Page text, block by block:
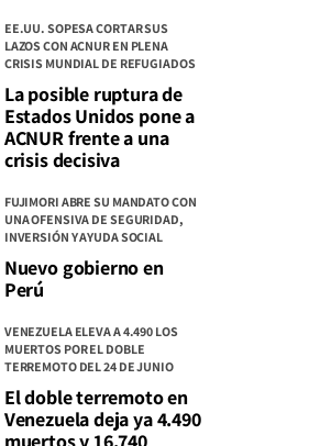
EE.UU. SOPESA CORTAR SUS
LAZOS CON ACNUR EN PLENA
CRISIS MUNDIAL DE REFUGIADOS
La posible ruptura de
Estados Unidos pone a
ACNUR frente a una
crisis decisiva
FUJIMORI ABRE SU MANDATO CON
UNA OFENSIVA DE SEGURIDAD,
INVERSIÓN Y AYUDA SOCIAL
Nuevo gobierno en
Perú
VENEZUELA ELEVA A 4.490 LOS
MUERTOS POR EL DOBLE
TERREMOTO DEL 24 DE JUNIO
El doble terremoto en
Venezuela deja ya 4.490